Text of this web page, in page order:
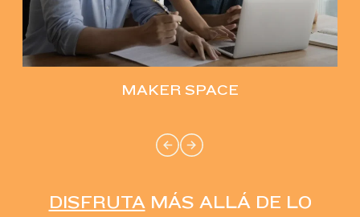
MAKER SPACE
DISFRUTAMÁS ALLÁ DE LO